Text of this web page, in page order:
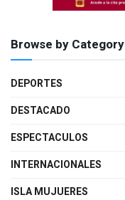
Browse by Category
DEPORTES
DESTACADO
ESPECTACULOS
INTERNACIONALES
ISLA MUJUERES